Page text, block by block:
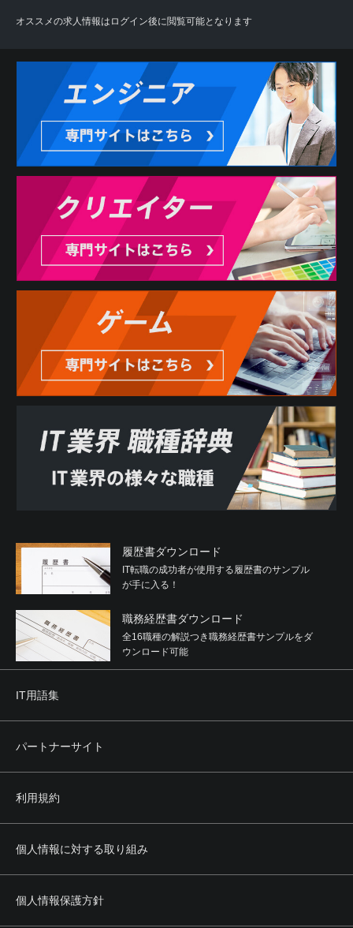
オススメの求人情報はログイン後に閲覧可能となります
履歴書ダウンロード
IT転職の成功者が使用する履歴書のサンプル
が手に入る！
職務経歴書ダウンロード
全16職種の解説つき職務経歴書サンプルをダ
ウンロード可能
IT用語集
パートナーサイト
利用規約
個人情報に対する取り組み
個人情報保護方針